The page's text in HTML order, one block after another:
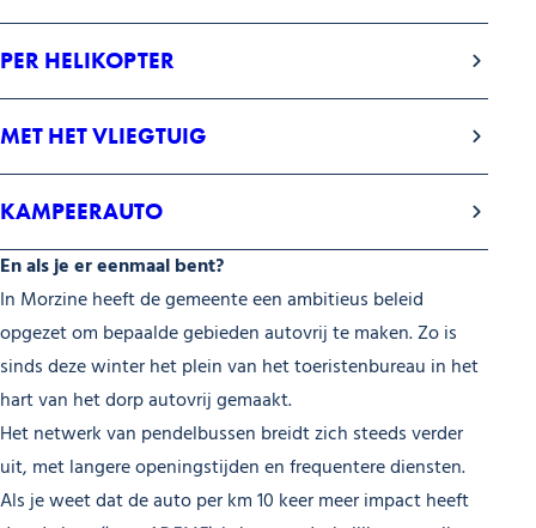
PER HELIKOPTER
MET HET VLIEGTUIG
KAMPEERAUTO
En als je er eenmaal bent?
In Morzine heeft de gemeente een ambitieus beleid
opgezet om bepaalde gebieden autovrij te maken. Zo is
sinds deze winter het plein van het toeristenbureau in het
hart van het dorp autovrij gemaakt.
Het netwerk van pendelbussen breidt zich steeds verder
uit, met langere openingstijden en frequentere diensten.
Als je weet dat de auto per km 10 keer meer impact heeft